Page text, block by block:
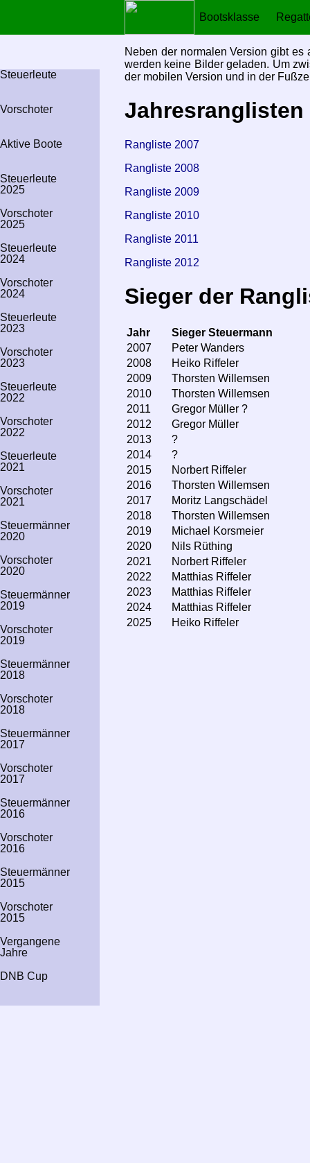
Steuerleute
Vorschoter
Aktive Boote
Steuerleute
2025
Vorschoter
2025
Steuerleute
2024
Vorschoter
2024
Steuerleute
2023
Vorschoter
2023
Steuerleute
2022
Vorschoter
2022
Steuerleute
2021
Vorschoter
2021
Steuer­männer
2020
Vorschoter
2020
Steuer­männer
2019
Vorschoter
2019
Steuer­männer
2018
Vorschoter
2018
Steuer­männer
2017
Vorschoter
2017
Steuer­männer
2016
Vorschoter
2016
Steuer­männer
2015
Vorschoter
2015
Vergangene
Jahre
DNB Cup
Neben der normalen Version gibt
werden keine Bilder geladen. Um
der mobilen Version und in der
Jahresranglisten
Rangliste 2007
Rangliste 2008
Rangliste 2009
Rangliste 2010
Rangliste 2011
Rangliste 2012
Sieger der
Jahr
Sieger Steuermann
2007
Peter Wanders
2008
Heiko Riffeler
2009
Thorsten Willemsen
2010
Thorsten Willemsen
2011
Gregor Müller ?
2012
Gregor Müller
2013
?
2014
?
2015
Norbert Riffeler
2016
Thorsten Willemsen
2017
Moritz Langschädel
2018
Thorsten Willemsen
2019
Michael Korsmeier
2020
Nils Rüthing
2021
Norbert Riffeler
2022
Matthias Riffeler
2023
Matthias Riffeler
2024
Matthias Riffeler
2025
Heiko Riffeler
Bootsklasse